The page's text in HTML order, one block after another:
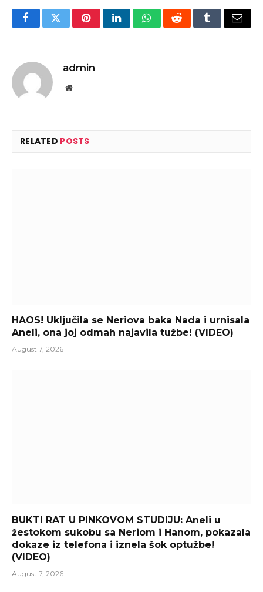
FacebookTwitterPinterestLinkedInWhatsAppRedditTumblrEmail
admin
Website
RELATED POSTS
HAOS! Uključila se Neriova baka Nada i urnisala
Aneli, ona joj odmah najavila tužbe! (VIDEO)
August 7, 2026
BUKTI RAT U PINKOVOM STUDIJU: Aneli u
žestokom sukobu sa Neriom i Hanom, pokazala
dokaze iz telefona i iznela šok optužbe!
(VIDEO)
August 7, 2026